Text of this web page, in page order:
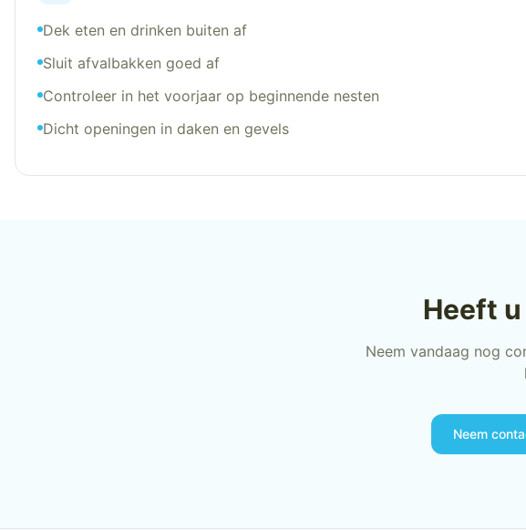
Dek eten en drinken buiten af
Sluit afvalbakken goed af
Controleer in het voorjaar op beginnende nesten
Dicht openingen in daken en gevels
Heeft
Neem vandaag nog
Neem